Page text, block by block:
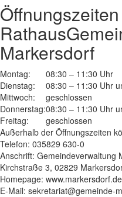
Öffnungszeiten
Rathaus
Markersdorf
Montag:
08:30 – 11:30 Uhr
Dienstag:
08:30 – 11:30 Uhr
Mittwoch:
geschlossen
Donnerstag:08:30 – 11:30 Uhr
Freitag:
geschlossen
Außerhalb der Öffnungszeiten
Telefon: 035829 630-0
Anschrift: Gemeindeverwaltung
Kirchstraße 3, 02829
Homepage: www.markersdorf.de
E-Mail: sekretariat@gemeinde-